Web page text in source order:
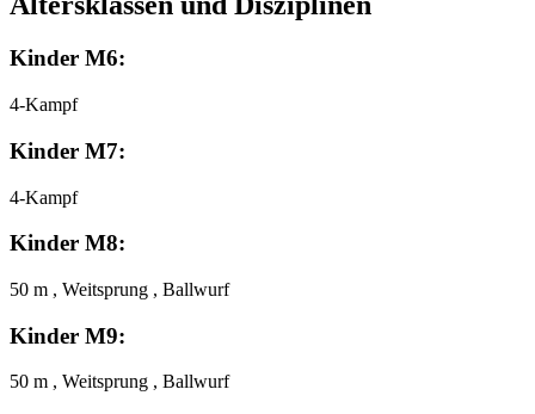
Kinder M6:
4-Kampf
Kinder M7:
4-Kampf
Kinder M8:
50 m , Weitsprung , Ballwurf
Kinder M9:
50 m , Weitsprung , Ballwurf